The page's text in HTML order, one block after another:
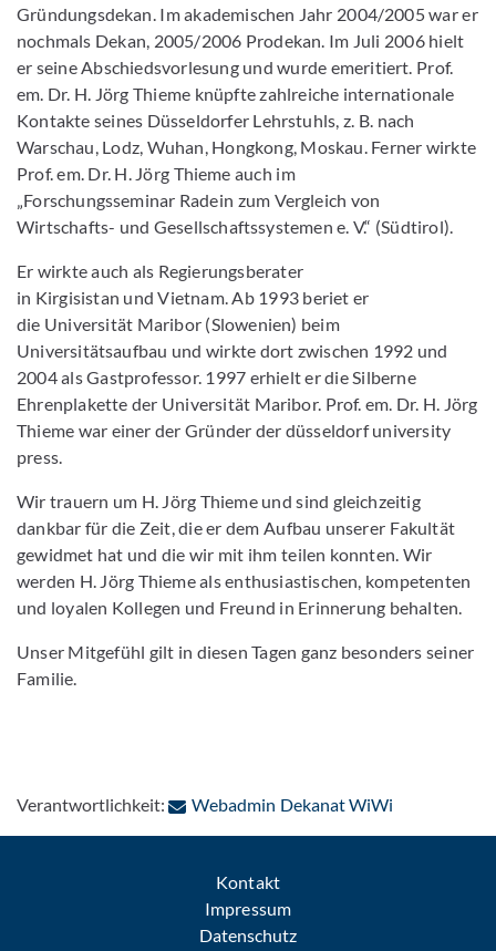
Gründungsdekan. Im akademischen Jahr 2004/2005 war er
nochmals Dekan, 2005/2006 Prodekan. Im Juli 2006 hielt
er seine Abschiedsvorlesung und wurde emeritiert. Prof.
em. Dr. H. Jörg Thieme knüpfte zahlreiche internationale
Kontakte seines Düsseldorfer Lehrstuhls, z. B. nach
Warschau, Lodz, Wuhan, Hongkong, Moskau. Ferner wirkte
Prof. em. Dr. H. Jörg Thieme auch im
„Forschungsseminar Radein zum Vergleich von
Wirtschafts- und Gesellschaftssystemen e. V.“ (Südtirol).
Er wirkte auch als Regierungsberater
in Kirgisistan und Vietnam. Ab 1993 beriet er
die Universität Maribor (Slowenien) beim
Universitätsaufbau und wirkte dort zwischen 1992 und
2004 als Gastprofessor. 1997 erhielt er die Silberne
Ehrenplakette der Universität Maribor. Prof. em. Dr. H. Jörg
Thieme war einer der Gründer der düsseldorf university
press.
Wir trauern um H. Jörg Thieme und sind gleichzeitig
dankbar für die Zeit, die er dem Aufbau unserer Fakultät
gewidmet hat und die wir mit ihm teilen konnten. Wir
werden H. Jörg Thieme als enthusiastischen, kompetenten
und loyalen Kollegen und Freund in Erinnerung behalten.
Unser Mitgefühl gilt in diesen Tagen ganz besonders seiner
Familie.
Verantwortlichkeit: Webadmin Dekanat WiWi: Per E-Mail
Kontakt
Impressum
Datenschutz